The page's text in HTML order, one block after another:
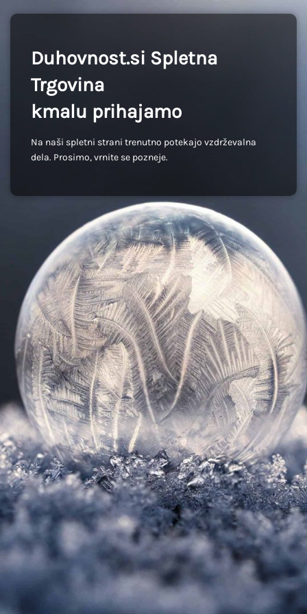
Duhovnost.si Spletna
Trgovina
kmalu prihajamo
Na naši spletni strani trenutno potekajo vzdrževalna
dela. Prosimo, vrnite se pozneje.